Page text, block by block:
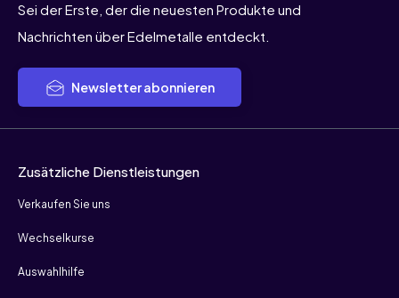
Sei der Erste, der die neuesten Produkte und
Nachrichten über Edelmetalle entdeckt.
Newsletter abonnieren
Zusätzliche Dienstleistungen
Verkaufen Sie uns
Wechselkurse
Auswahlhilfe